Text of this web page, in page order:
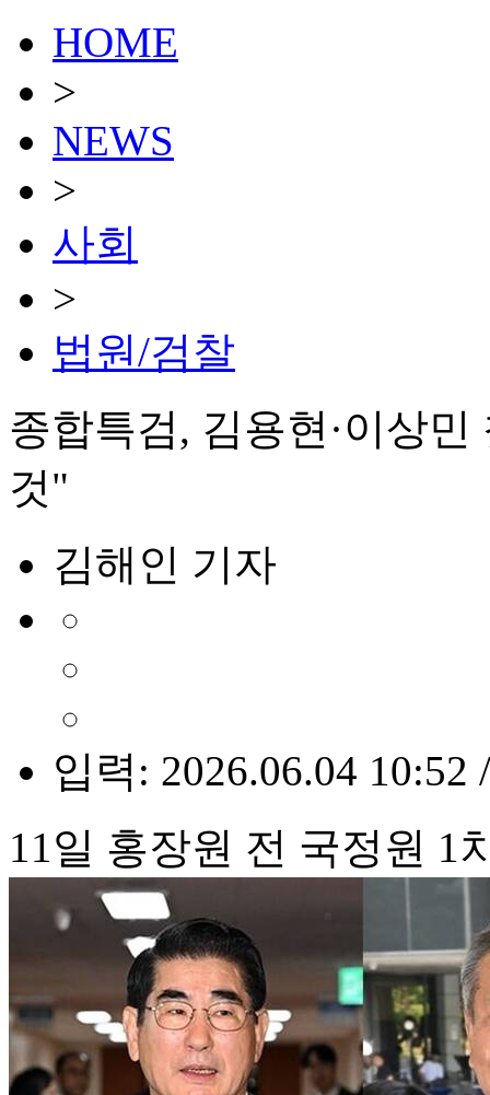
HOME
>
NEWS
>
사회
>
법원/검찰
종합특검, 김용현·이상
것"
김해인 기자
입력: 2026.06.04 10:52
11일 홍장원 전 국정원 1